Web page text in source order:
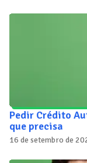
Pedir Crédito
que precisa
16 de setembro de